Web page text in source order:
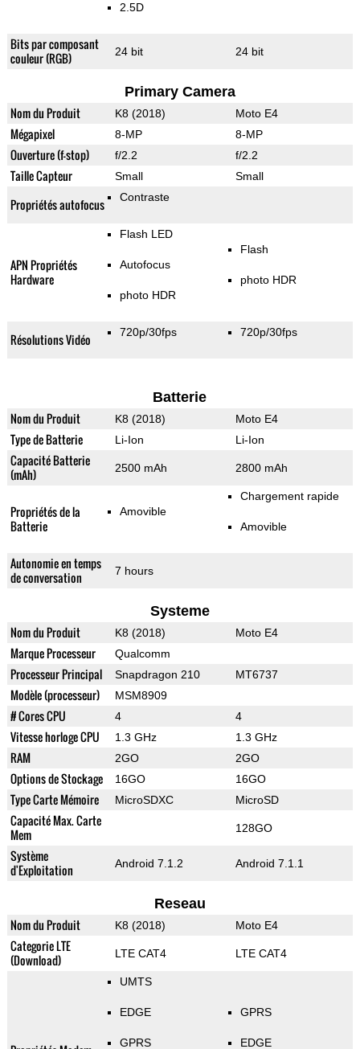
2.5D
Bits par composant
couleur (RGB)
24 bit 24 bit
Primary Camera
Nom du Produit K8 (2018) Moto E4
Mégapixel 8-MP 8-MP
Ouverture (f-stop) f/2.2 f/2.2
Taille Capteur Small Small
Propriétés autofocus Contraste
APN Propriétés
Hardware
Flash LED
Autofocus
photo HDR
Flash
photo HDR
Résolutions Vidéo 720p/30fps 720p/30fps
Batterie
Nom du Produit K8 (2018) Moto E4
Type de Batterie Li-Ion Li-Ion
Capacité Batterie
(mAh)
2500 mAh 2800 mAh
Propriétés de la
Batterie
Amovible
Chargement rapide
Amovible
Autonomie en temps
de conversation
7 hours
Systeme
Nom du Produit K8 (2018) Moto E4
Marque Processeur Qualcomm
Processeur Principal Snapdragon 210 MT6737
Modèle (processeur) MSM8909
# Cores CPU 4 4
Vitesse horloge CPU 1.3 GHz 1.3 GHz
RAM 2GO 2GO
Options de Stockage 16GO 16GO
Type Carte Mémoire MicroSDXC MicroSD
Capacité Max. Carte
Mem
128GO
Système
d'Exploitation
Android 7.1.2 Android 7.1.1
Reseau
Nom du Produit K8 (2018) Moto E4
Categorie LTE
(Download)
LTE CAT4 LTE CAT4
UMTS
EDGE
GPRS
GPRS
EDGE